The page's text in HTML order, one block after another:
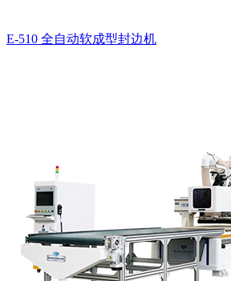
E-510 全自动软成型封边机